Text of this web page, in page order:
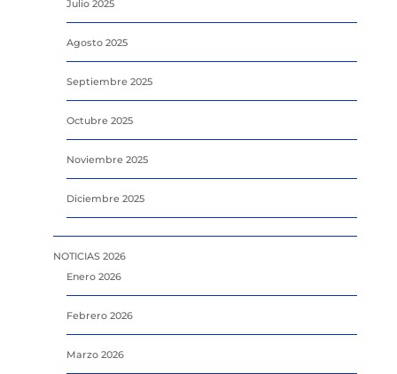
Julio 2025
Agosto 2025
Septiembre 2025
Octubre 2025
Noviembre 2025
Diciembre 2025
NOTICIAS 2026
Enero 2026
Febrero 2026
Marzo 2026